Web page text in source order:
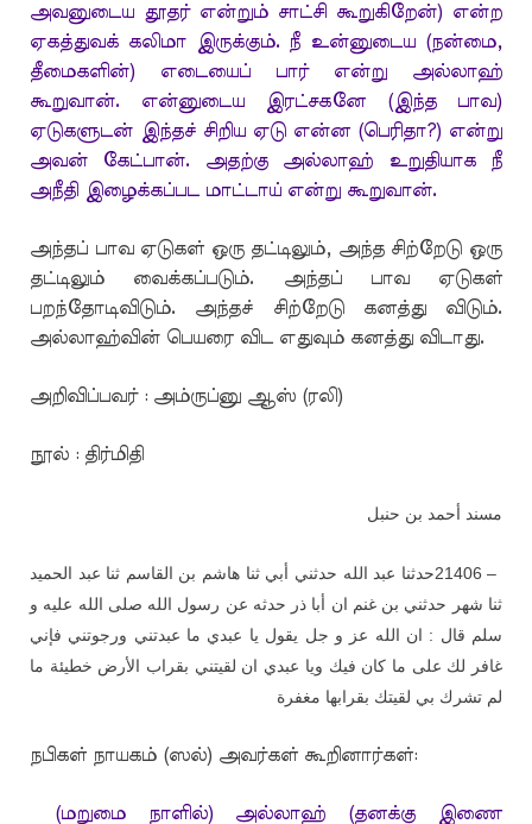
அவனுடைய தூதர் என்றும் சாட்சி கூறுகிறேன்) என்ற
ஏகத்துவக் கலிமா இருக்கும். நீ உன்னுடைய (நன்மை,
தீமைகளின்) எடையைப் பார் என்று அல்லாஹ்
கூறுவான். என்னுடைய இரட்சகனே (இந்த பாவ)
ஏடுகளுடன் இந்தச் சிறிய ஏடு என்ன (பெரிதா?) என்று
அவன் கேட்பான். அதற்கு அல்லாஹ் உறுதியாக நீ
அநீதி இழைக்கப்பட மாட்டாய் என்று கூறுவான்.
அந்தப் பாவ ஏடுகள் ஒரு தட்டிலும், அந்த சிற்றேடு ஒரு
தட்டிலும் வைக்கப்படும். அந்தப் பாவ ஏடுகள்
பறந்தோடிவிடும். அந்தச் சிற்றேடு கனத்து விடும்.
அல்லாஹ்வின் பெயரை விட எதுவும் கனத்து விடாது.
அறிவிப்பவர் : அம்ருப்னு ஆஸ் (ரலி)
நூல் : திர்மிதி
مسند أحمد بن حنبل
21406 –حدثنا عبد الله حدثني أبي ثنا هاشم بن القاسم ثنا عبد الحميد
ثنا شهر حدثني بن غنم ان أبا ذر حدثه عن رسول الله صلى الله عليه و
سلم قال : ان الله عز و جل يقول يا عبدي ما عبدتني ورجوتني فإني
غافر لك على ما كان فيك ويا عبدي ان لقيتني بقراب الأرض خطيئة ما
لم تشرك بي لقيتك بقرابها مغفرة
நபிகள் நாயகம் (ஸல்) அவர்கள் கூறினார்கள்:
(மறுமை நாளில்) அல்லாஹ் (தனக்கு இணை